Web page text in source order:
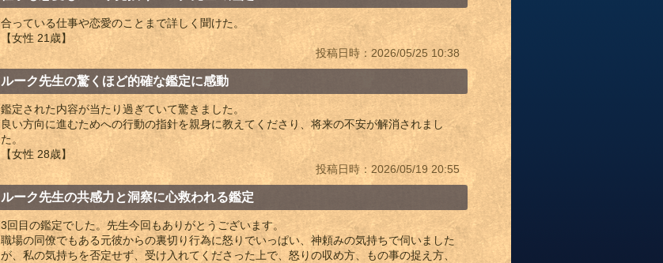
合っている仕事や恋愛のことまで詳しく聞けた。
【女性 21歳】
投稿日時：2026/05/25 10:38
ルーク先生の驚くほど的確な鑑定に感動
鑑定された内容が当たり過ぎていて驚きました。
良い方向に進むためへの行動の指針を親身に教えてくださり、将来の不安が解消されまし
た。
【女性 28歳】
投稿日時：2026/05/19 20:55
ルーク先生の共感力と洞察に心救われる鑑定
3回目の鑑定でした。先生今回もありがとうございます。
職場の同僚でもある元彼からの裏切り行為に怒りでいっぱい、神頼みの気持ちで伺いました
が、私の気持ちを否定せず、受け入れてくださった上で、怒りの収め方、もの事の捉え方、